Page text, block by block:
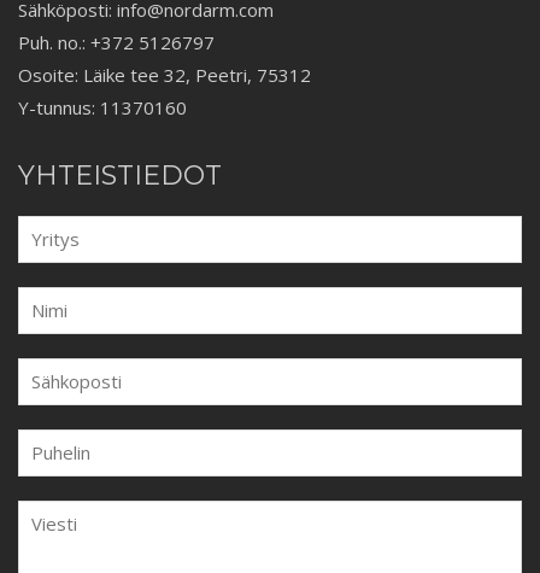
Sähköposti: info@nordarm.com
Puh. no.: +372 5126797
Osoite: Läike tee 32, Peetri, 75312
Y-tunnus: 11370160
YHTEISTIEDOT